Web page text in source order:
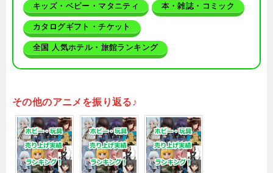
キッズ・ベビー・マタニティ 本・雑誌・コミック
カタログギフト・チケット
全国 人気ホテル・旅館ランキング
その他のアニメを振り返る♪